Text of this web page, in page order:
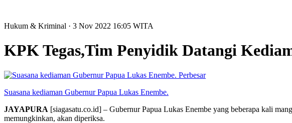
Hukum & Kriminal · 3 Nov 2022 16:05 WITA
KPK Tegas,Tim Penyidik Datangi
Perbesar
Suasana kediaman Gubernur Papua Lukas Enembe.
JAYAPURA [siagasatu.co.id] – Gubernur Papua Lukas Enembe yang beberapa kali
memungkinkan, akan diperiksa.